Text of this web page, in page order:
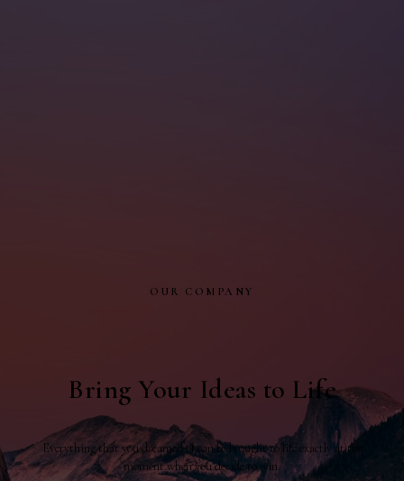
OUR COMPANY
Bring Your Ideas to Life
Everything that you dreamed of can be brought to life exactly at the
moment when you decide to win.